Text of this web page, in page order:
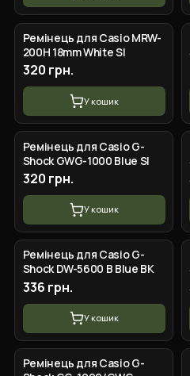
Ремінець для Casio MRW-
200H 18mm White SI
320 грн.
У кошик
Ремінець для Casio G-
Shock GWG-1000 Blue SI
320 грн.
У кошик
Ремінець для Casio G-
Shock DW-5600 B Blue BK
336 грн.
У кошик
Ремінець для Casio G-